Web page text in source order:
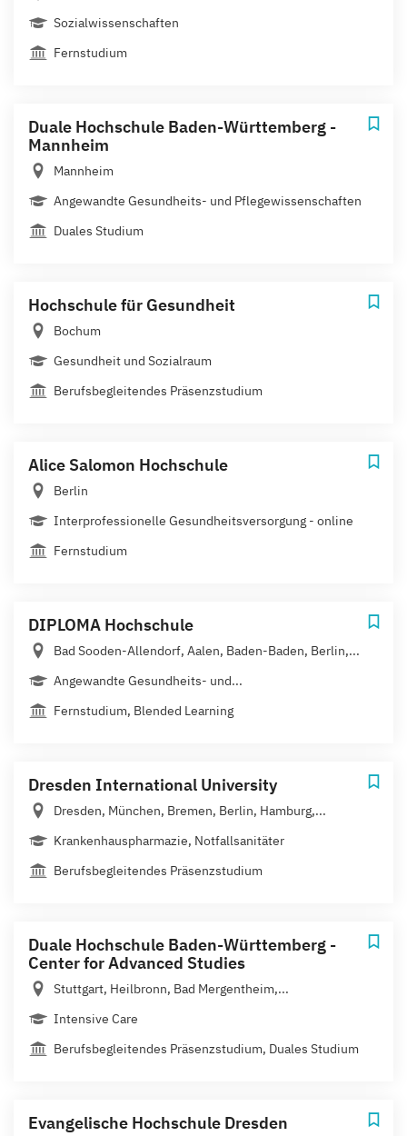
Sozialwissenschaften
Fernstudium
Duale Hochschule Baden-Württemberg -
Mannheim
Mannheim
Angewandte Gesundheits- und Pflegewissenschaften
Duales Studium
Hochschule für Gesundheit
Bochum
Gesundheit und Sozialraum
Berufsbegleitendes Präsenzstudium
Alice Salomon Hochschule
Berlin
Interprofessionelle Gesundheitsversorgung - online
Fernstudium
DIPLOMA Hochschule
Bad Sooden-Allendorf, Aalen, Baden-Baden, Berlin,...
Angewandte Gesundheits- und...
Fernstudium, Blended Learning
Dresden International University
Dresden, München, Bremen, Berlin, Hamburg,...
Krankenhauspharmazie, Notfallsanitäter
Berufsbegleitendes Präsenzstudium
Duale Hochschule Baden-Württemberg -
Center for Advanced Studies
Stuttgart, Heilbronn, Bad Mergentheim,...
Intensive Care
Berufsbegleitendes Präsenzstudium, Duales Studium
Evangelische Hochschule Dresden